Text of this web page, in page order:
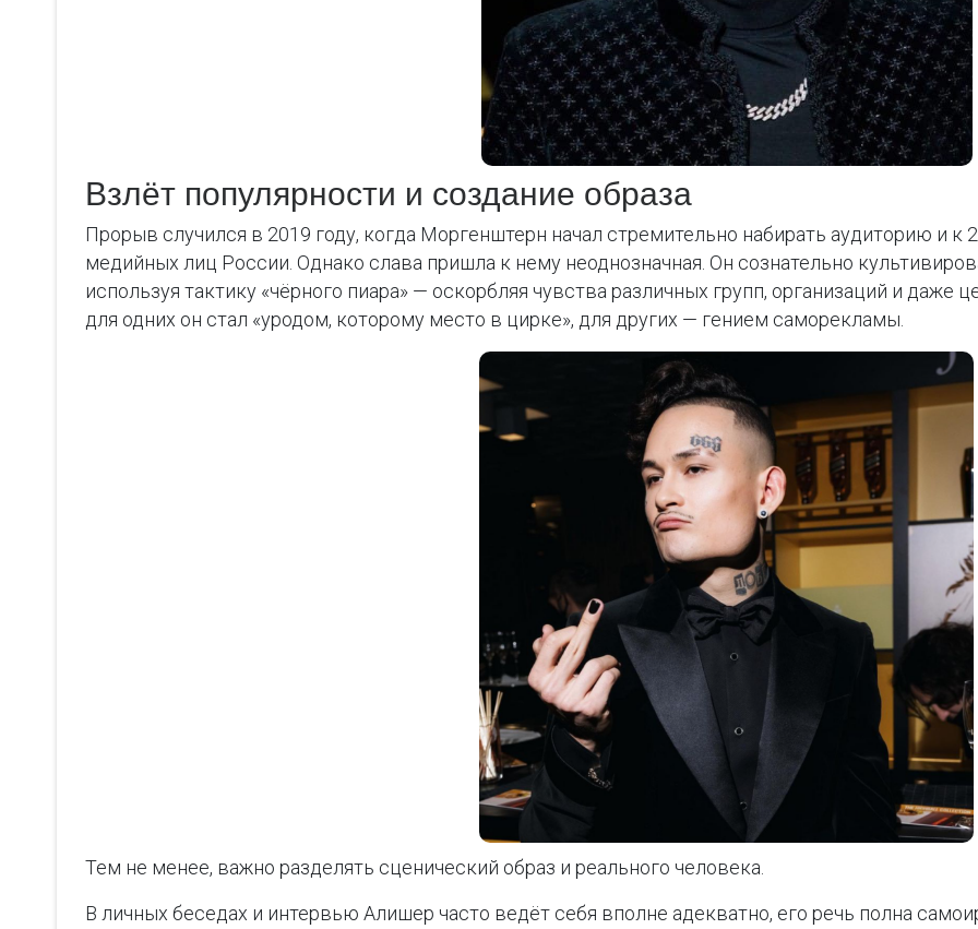
Взлёт популярности и создание образа
Прорыв случился в 2019 году, когда Моргенштерн начал стремительно набирать аудиторию и к
медийных лиц России. Однако слава пришла к нему неоднозначная. Он сознательно
используя тактику «чёрного пиара» — оскорбляя чувства различных групп, организаций и даже
для одних он стал «уродом, которому место в цирке», для других — гением саморекламы.
Тем не менее, важно разделять сценический образ и реального человека.
В личных беседах и интервью Алишер часто ведёт себя вполне адекватно, его речь полна